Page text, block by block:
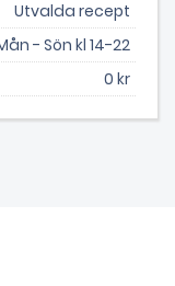
Utvalda recept
- Sön kl 14-22
0 kr